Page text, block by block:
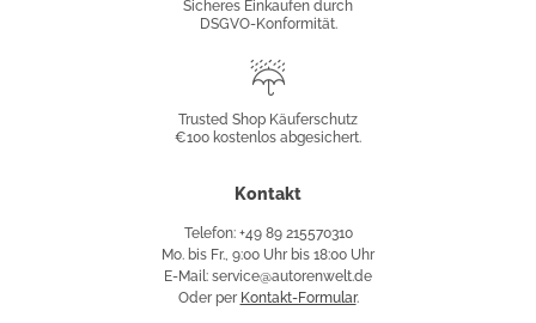
Sicheres Einkaufen durch
DSGVO-Konformität.
Käuferschutz
Trusted Shop Käuferschutz
€100 kostenlos abgesichert.
Kontakt
Telefon: +49 89 215570310
Mo. bis Fr., 9:00 Uhr bis 18:00 Uhr
E-Mail: service@autorenwelt.de
Oder per Kontakt-Formular.